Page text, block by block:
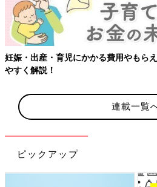
妊娠・出産・育児にかかる費用やもら
やすく解説！
連載一覧
ピックアップ